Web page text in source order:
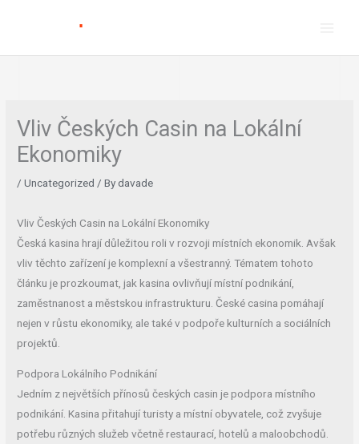
Vliv Českých Casin na Lokální
Ekonomiky
/Uncategorized / Bydavade
Vliv Českých Casin na Lokální Ekonomiky
Česká kasina hrají důležitou roli v rozvoji místních ekonomik. Avšak
vliv těchto zařízení je komplexní a všestranný. Tématem tohoto
článku je prozkoumat, jak kasina ovlivňují místní podnikání,
zaměstnanost a městskou infrastrukturu. České casina pomáhají
nejen v růstu ekonomiky, ale také v podpoře kulturních a sociálních
projektů.
Podpora Lokálního Podnikání
Jedním z největších přínosů českých casin je podpora místního
podnikání. Kasina přitahují turisty a místní obyvatele, což zvyšuje
potřebu různých služeb včetně restaurací, hotelů a maloobchodů.